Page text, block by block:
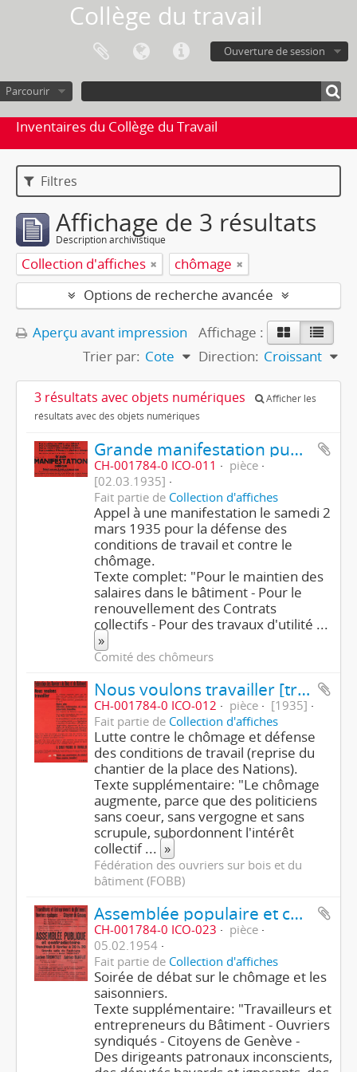
Collège du travail
Ouverture de session
Parcourir
Inventaires du Collège du Travail
Filtres
Affichage de 3 résultats
Description archivistique
Collection d'affiches
chômage
Options de recherche avancée
Aperçu avant impression
Affichage :
Trier par: Cote Direction: Croissant
3 résultats avec objets numériques
Afficher les
résultats avec des objets numériques
Grande manifestation publique
CH-001784-0 ICO-011
pièce
[02.03.1935]
Fait partie de Collection d'affiches
Appel à une manifestation le samedi 2
mars 1935 pour la défense des
conditions de travail et contre le
chômage.
Texte complet: "Pour le maintien des
salaires dans le bâtiment - Pour le
renouvellement des Contrats
collectifs - Pour des travaux d'utilité ...
»
Comité des chômeurs
Nous voulons travailler [travaux place des Nations]
CH-001784-0 ICO-012 pièce
[1935]
Fait partie de Collection d'affiches
Lutte contre le chômage et défense
des conditions de travail (reprise du
chantier de la place des Nations).
Texte supplémentaire: "Le chômage
augmente, parce que des politiciens
sans coeur, sans vergogne et sans
scrupule, subordonnent l'intérêt
collectif... »
Fédération des ouvriers sur bois et du
bâtiment (FOBB)
Assemblée populaire et contradictoire - Lucien Tronchet, Adrien Buffat
CH-001784-0 ICO-023
pièce
05.02.1954
Fait partie de Collection d'affiches
Soirée de débat sur le chômage et les
saisonniers.
Texte supplémentaire: "Travailleurs et
entrepreneurs du Bâtiment - Ouvriers
syndiqués - Citoyens de Genève -
Des dirigeants patronaux inconscients,